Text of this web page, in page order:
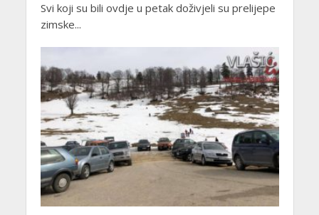
Svi koji su bili ovdje u petak doživjeli su prelijepe
zimske...